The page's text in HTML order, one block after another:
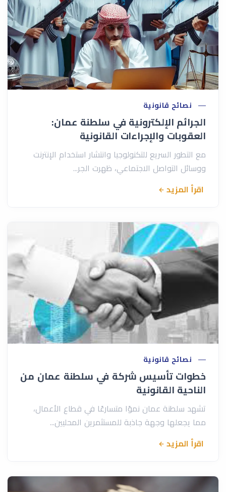
نصائح قانونية
الجرائم الإلكترونية في سلطنة عمان:
العقوبات والإجراءات القانونية
مع التطور السريع للتكنولوجيا وانتشار استخدام الإنترنت
ووسائل التواصل الاجتماعي، ظهرت الجر...
اقرأ المزيد
نصائح قانونية
خطوات تأسيس شركة في سلطنة عمان من
الناحية القانونية
تشهد سلطنة عمان نموًا متسارعًا في قطاع الأعمال،
مما يجعلها وجهة جاذبة للمستثمرين المحليين...
اقرأ المزيد